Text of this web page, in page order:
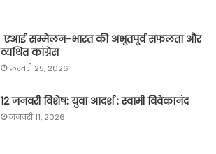
एआई सम्मेलन-भारत की अभूतपूर्व सफलता और
व्यथित कांग्रेस
फ़रवरी 25, 2026
12 जनवरी विशेष: युवा आदर्श : स्वामी विवेकानंद
जनवरी 11, 2026